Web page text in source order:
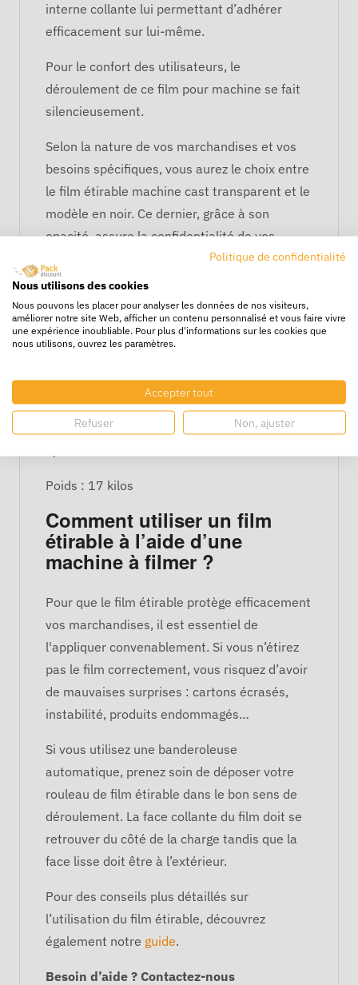
interne collante lui permettant d’adhérer
efficacement sur lui-même.
Pour le confort des utilisateurs, le
déroulement de ce film pour machine se fait
silencieusement.
Selon la nature de vos marchandises et vos
besoins spécifiques, vous aurez le choix entre
le film étirable machine cast transparent et le
modèle en noir. Ce dernier, grâce à son
opacité, assure la confidentialité de vos
marchandises en les gardant à l’abri des
regards indiscrets. Noir ou transparent, le film
étirable machine cast protège vos envois
contre l’humidité et la poussière.
étirable pour machine
Largeur : 500
Poids : 17 kilos
Comment utiliser un film
étirable à l’aide d’une
machine à filmer ?
Pour que le film étirable protège efficacement
vos marchandises, il est essentiel de
l'appliquer convenablement. Si vous n’étirez
pas le film correctement, vous risquez d’avoir
de mauvaises surprises : cartons écrasés,
instabilité, produits endommagés…
Si vous utilisez une banderoleuse
automatique, prenez soin de déposer votre
rouleau de film étirable dans le bon sens de
déroulement. La face collante du film doit se
retrouver du côté de la charge tandis que la
face lisse doit être à l’extérieur.
Pour des conseils plus détaillés sur
l’utilisation du film étirable, découvrez
également notre guide.
Besoin d’aide ? Contactez-nous
Politique de confidentialité
Nous utilisons des cookies
Nous pouvons les placer pour analyser les données de nos visiteurs,
améliorer notre site Web, afficher un contenu personnalisé et vous faire vivre
une expérience inoubliable. Pour plus d'informations sur les cookies que
nous utilisons, ouvrez les paramètres.
Accepter tout
Refuser Non, ajuster